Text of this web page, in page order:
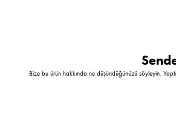
Bize bu ürün hakkında ne düşündüğünüzü söyleyin.